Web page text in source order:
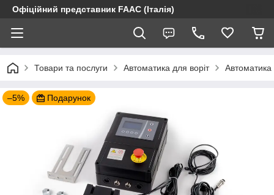
Офіційний представник FAAC (Італія)
Товари та послуги Автоматика для воріт Автоматика
–5% Подарунок